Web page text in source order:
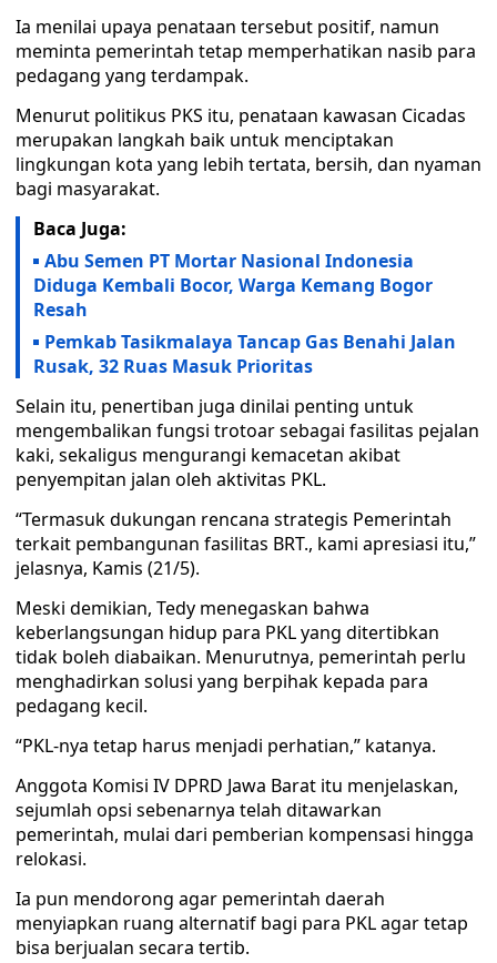
Ia menilai upaya penataan tersebut positif, namun
meminta pemerintah tetap memperhatikan nasib para
pedagang yang terdampak.
Menurut politikus PKS itu, penataan kawasan Cicadas
merupakan langkah baik untuk menciptakan
lingkungan kota yang lebih tertata, bersih, dan nyaman
bagi masyarakat.
Baca Juga:
Abu Semen PT Mortar Nasional Indonesia
Diduga Kembali Bocor, Warga Kemang Bogor
Resah
Pemkab Tasikmalaya Tancap Gas Benahi Jalan
Rusak, 32 Ruas Masuk Prioritas
Selain itu, penertiban juga dinilai penting untuk
mengembalikan fungsi trotoar sebagai fasilitas pejalan
kaki, sekaligus mengurangi kemacetan akibat
penyempitan jalan oleh aktivitas PKL.
“Termasuk dukungan rencana strategis Pemerintah
terkait pembangunan fasilitas BRT., kami apresiasi itu,”
jelasnya, Kamis (21/5).
Meski demikian, Tedy menegaskan bahwa
keberlangsungan hidup para PKL yang ditertibkan
tidak boleh diabaikan. Menurutnya, pemerintah perlu
menghadirkan solusi yang berpihak kepada para
pedagang kecil.
“PKL-nya tetap harus menjadi perhatian,” katanya.
Anggota Komisi IV DPRD Jawa Barat itu menjelaskan,
sejumlah opsi sebenarnya telah ditawarkan
pemerintah, mulai dari pemberian kompensasi hingga
relokasi.
Ia pun mendorong agar pemerintah daerah
menyiapkan ruang alternatif bagi para PKL agar tetap
bisa berjualan secara tertib.